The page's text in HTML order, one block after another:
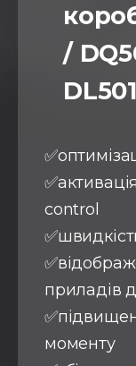
/
control
приладів
моменту